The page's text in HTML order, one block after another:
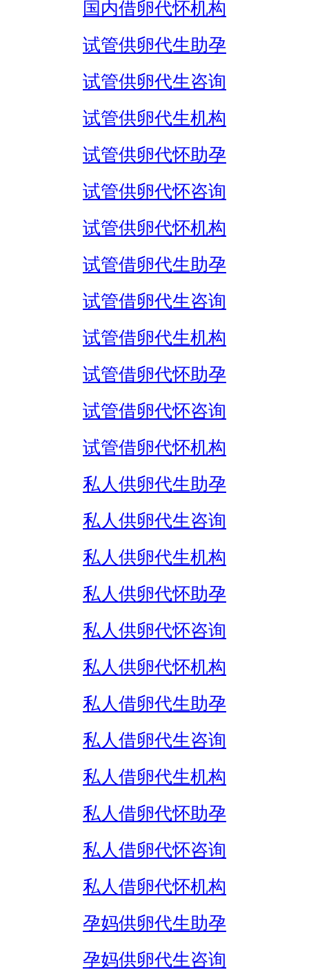
国内借卵代怀机构
试管供卵代生助孕
试管供卵代生咨询
试管供卵代生机构
试管供卵代怀助孕
试管供卵代怀咨询
试管供卵代怀机构
试管借卵代生助孕
试管借卵代生咨询
试管借卵代生机构
试管借卵代怀助孕
试管借卵代怀咨询
试管借卵代怀机构
私人供卵代生助孕
私人供卵代生咨询
私人供卵代生机构
私人供卵代怀助孕
私人供卵代怀咨询
私人供卵代怀机构
私人借卵代生助孕
私人借卵代生咨询
私人借卵代生机构
私人借卵代怀助孕
私人借卵代怀咨询
私人借卵代怀机构
孕妈供卵代生助孕
孕妈供卵代生咨询